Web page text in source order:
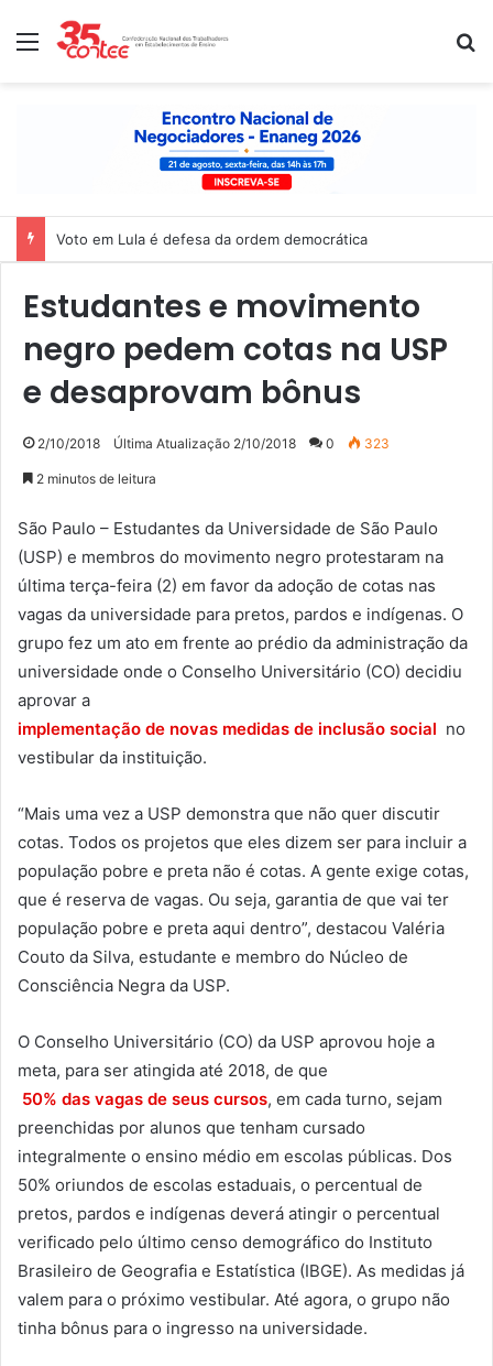
Menu
Voto em Lula é defesa da ordem democrática
Estudantes e movimento
negro pedem cotas na USP
e desaprovam bônus
2/10/2018 Última Atualização 2/10/2018 0 323
2 minutos de leitura
São Paulo – Estudantes da Universidade de São Paulo
(USP) e membros do movimento negro protestaram na
última terça-feira (2) em favor da adoção de cotas nas
vagas da universidade para pretos, pardos e indígenas. O
grupo fez um ato em frente ao prédio da administração da
universidade onde o Conselho Universitário (CO) decidiu
aprovar a
implementação de novas medidas de inclusão social no
vestibular da instituição.
“Mais uma vez a USP demonstra que não quer discutir
cotas. Todos os projetos que eles dizem ser para incluir a
população pobre e preta não é cotas. A gente exige cotas,
que é reserva de vagas. Ou seja, garantia de que vai ter
população pobre e preta aqui dentro”, destacou Valéria
Couto da Silva, estudante e membro do Núcleo de
Consciência Negra da USP.
O Conselho Universitário (CO) da USP aprovou hoje a
meta, para ser atingida até 2018, de que
50% das vagas de seus cursos, em cada turno, sejam
preenchidas por alunos que tenham cursado
integralmente o ensino médio em escolas públicas. Dos
50% oriundos de escolas estaduais, o percentual de
pretos, pardos e indígenas deverá atingir o percentual
verificado pelo último censo demográfico do Instituto
Brasileiro de Geografia e Estatística (IBGE). As medidas já
valem para o próximo vestibular. Até agora, o grupo não
tinha bônus para o ingresso na universidade.